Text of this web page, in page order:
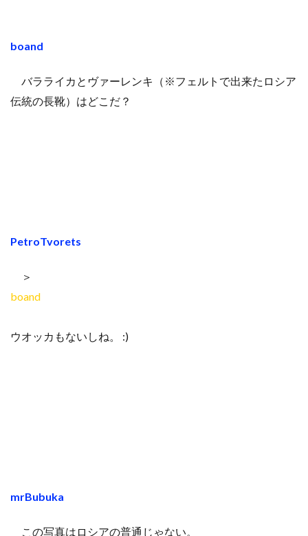
boand
バラライカとヴァーレンキ（※フェルトで出来たロシア
伝統の長靴）はどこだ？
PetroTvorets
＞
boand
ウオッカもないしね。 :)
mrBubuka
この写真はロシアの普通じゃない。